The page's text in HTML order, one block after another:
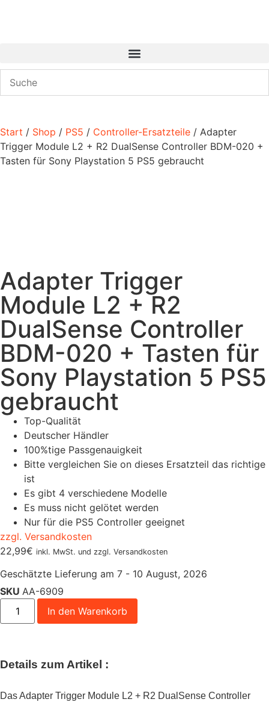
Start / Shop / PS5 / Controller-Ersatzteile / Adapter
Trigger Module L2 + R2 DualSense Controller BDM-020 +
Tasten für Sony Playstation 5 PS5 gebraucht
Adapter Trigger
Module L2 + R2
DualSense Controller
BDM-020 + Tasten für
Sony Playstation 5 PS5
gebraucht
Top-Qualität
Deutscher Händler
100%tige Passgenauigkeit
Bitte vergleichen Sie on dieses Ersatzteil das richtige
ist
Es gibt 4 verschiedene Modelle
Es muss nicht gelötet werden
Nur für die PS5 Controller geeignet
zzgl. Versandkosten
22,99€ inkl. MwSt. und zzgl. Versandkosten
Geschätzte Lieferung am 7 - 10 August, 2026
SKU AA-6909
In den Warenkorb
Details zum Artikel :
Das Adapter Trigger Module L2 + R2 DualSense Controller